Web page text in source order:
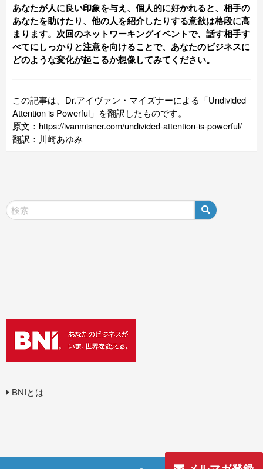
あなたが人に良い印象を与え、個人的に好かれると、相手の
あなたを助けたり、他の人を紹介したりする意欲は格段に高
まります。次回のネットワーキングイベントで、話す相手す
べてにしっかりと注意を向けることで、あなたのビジネスに
どのような変化が起こるか想像してみてください。
この記事は、Dr.アイヴァン・マイズナーによる「Undivided
Attention is Powerful」を翻訳したものです。
原文：https://ivanmisner.com/undivided-attention-is-powerful/
翻訳：川崎あゆみ
BNIとは